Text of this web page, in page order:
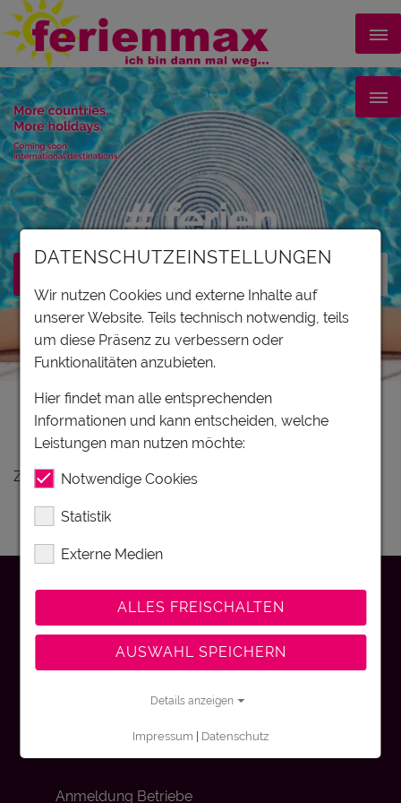
# ferien
Ferienunterkünfte Wachau-
Nibelungengau-Kremstal
Zu Ihrer Anfrage gibt es keine Treffer.
Datenschutz
Anmeldung Betriebe
DATENSCHUTZEINSTELLUNGEN
Wir nutzen Cookies und externe Inhalte auf
unserer Website. Teils technisch notwendig, teils
um diese Präsenz zu verbessern oder
Funktionalitäten anzubieten.
Hier findet man alle entsprechenden
Informationen und kann entscheiden, welche
Leistungen man nutzen möchte:
Notwendige Cookies
Statistik
Externe Medien
ALLES FREISCHALTEN
AUSWAHL SPEICHERN
Details anzeigen
Impressum Datenschutz